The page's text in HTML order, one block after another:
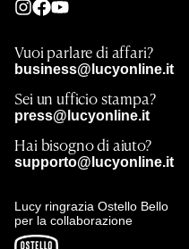
Vuoi parlare di affari?
business@lucyonline.it
Sei un ufficio stampa?
press@lucyonline.it
Hai bisogno di aiuto?
supporto@lucyonline.it
Lucy ringrazia Ostello Bello
per la collaborazione